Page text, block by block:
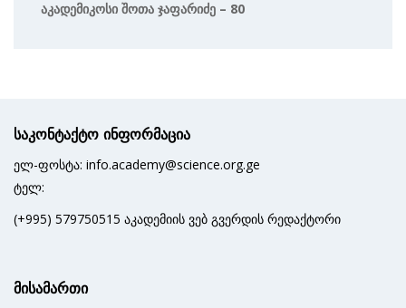
Აკადემიკოსი Შოთა Ჯაფარიძე – 80
საკონტაქტო ინფორმაცია
ელ-ფოსტა: info.academy@science.org.ge
ტელ:
(+995) 579750515 აკადემიის ვებ გვერდის რედაქტორი
მისამართი